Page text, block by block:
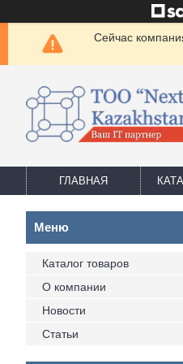
Сейчас
ГЛАВНАЯ
Каталог товаров
О компании
Новости
Статьи